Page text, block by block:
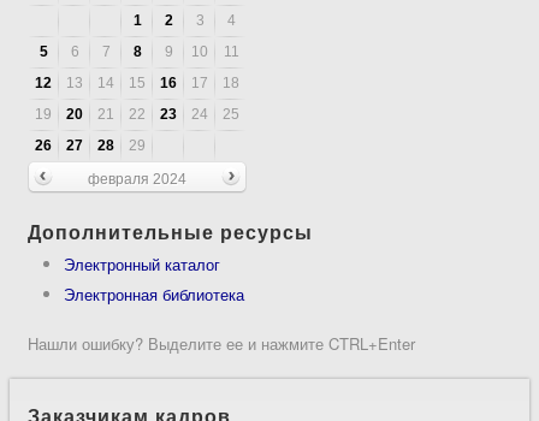
1
2 3
4
5
6 7 8 9 10
11
12
13 14 15 16 17
18
19
20 21 22 23 24
25
26
27 28
29
февраля 2024
Дополнительные ресурсы
Электронный каталог
Электронная библиотека
Нашли ошибку? Выделите ее и нажмите CTRL+Enter